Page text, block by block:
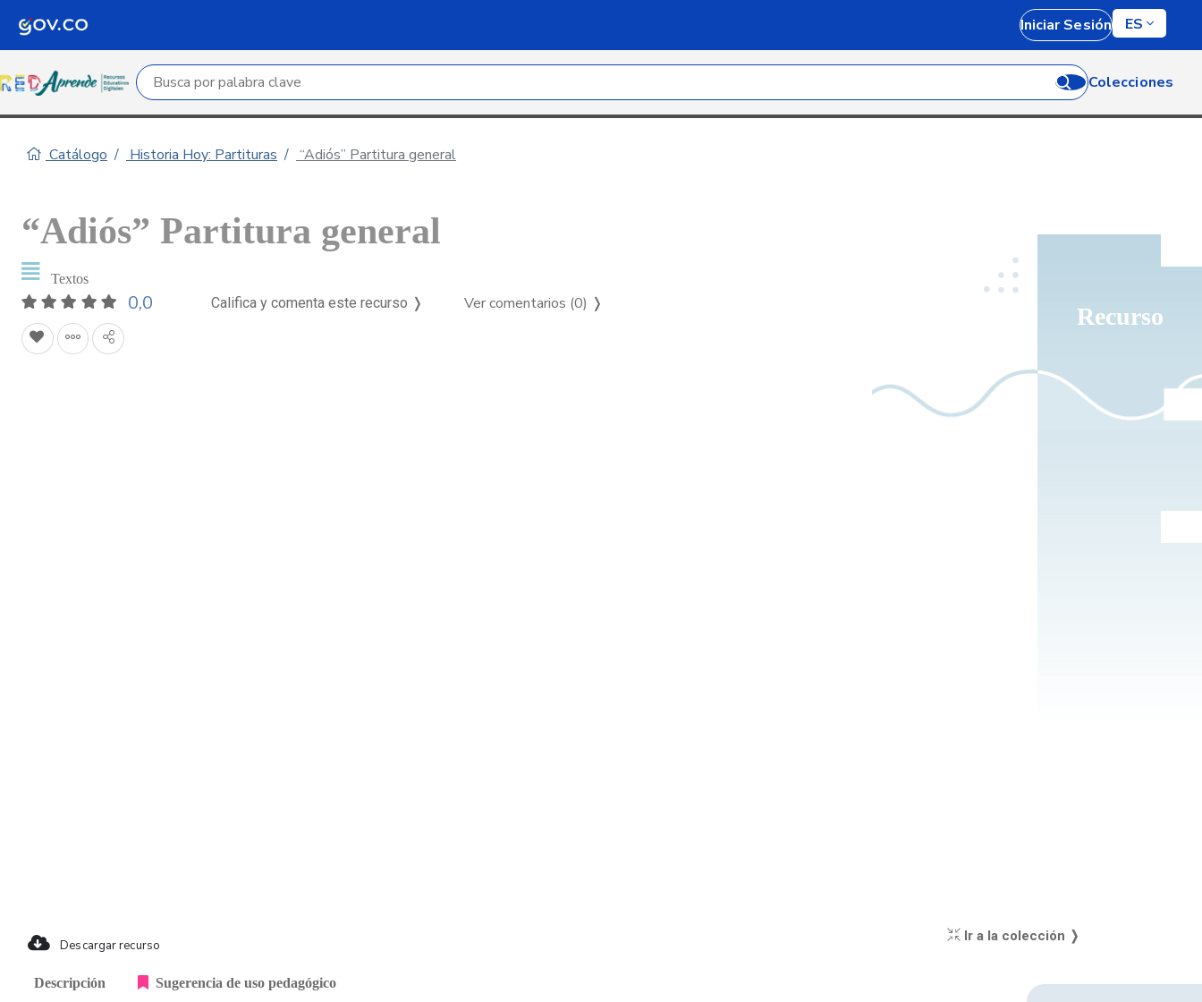
Iniciar Sesión ES
Campo de búsqueda por palabra clave Colecciones
Catálogo Historia Hoy: Partituras “Adiós” Partitura general
Recurso
“Adiós” Partitura general
Textos
0,0 Califica y comenta este recurso ❭ Ver comentarios (0) ❭
Descargar recurso
Ir a la colección ❭
Descripción Sugerencia de uso pedagógico